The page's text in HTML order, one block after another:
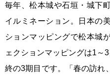
毎年、松本城や石垣・城下
イルミネーション。日本の
ションマッピングで松本城
ェクションマッピングは1～
終の3期目です。「春の訪れ